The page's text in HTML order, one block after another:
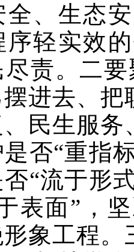
全、生态
序轻实效
责。二
进去、
民生服
否“重指
“流于形
表面”，
象工程